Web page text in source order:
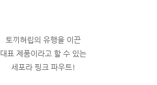
토끼혀립의 유행을 이끈
대표 제품이라고 할 수 있는
세포라 핑크 파우트!